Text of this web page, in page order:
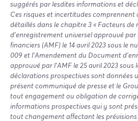
suggérés par lesdites informations et
Ces risques et incertitudes comprennent
détaillés dans le chapitre 3 « Facteurs de
d’enregistrement universel approuvé par
financiers (AMF) le 14 avril 2023 sous le
009 et l’Amendement du Document
approuvé par l’AMF le 25 avril 2023 sous
déclarations prospectives sont données
présent communiqué de presse et le
tout engagement ou obligation de
informations prospectives qui y sont
tout changement affectant les prévisions